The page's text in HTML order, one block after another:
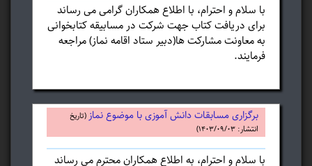
با سلام و احترام، با اطلاع همکاران گرامی می رساند
برای دریافت کتاب جهت شرکت در مسابیقه کتابخوانی
به معاونت مشارکت ها(دبیر ستاد اقامه نماز) مراجعه
فرمایند.
برگزاری مسابقات دانش آموزی با موضوع نماز(تاریخ
انتشار: ۱۴۰۳/۰۹/۰۳)
با سلام و احترام، به اطلاع همکاران محترم می رساند